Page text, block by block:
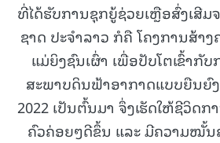
ທີ່ໄດ້ຮັບການຊຸກຍູ້ຊ່ວຍເຫຼືອສົ່ງເສີມ
ຊາດ ປະຈໍາລາວ ກໍຄື ໂຄງການສ້າງ
ແມ່ຍິງຊົນເຜົ່າ ເພື່ອປັບໂຕເຂົ້າກັ
ສະພາບດິນຟ້າອາກາດແບບຍືນຍົງ
2022 ເປັນຕົ້ນມາ ຈຶ່ງເຮັດໃຫ້ຊີວິດ
ຄົວຄ່ອຍໆດີຂຶ້ນ ແລະ ມີຄວາມໝັ້ນ